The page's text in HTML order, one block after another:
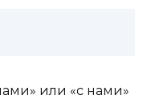
или «с нами»